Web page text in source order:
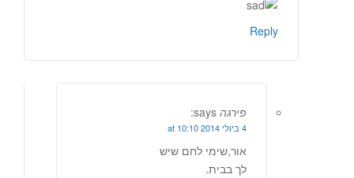
Reply
פירגה says:
4 ביולי 2014 at 10:10
אור,שימי לחם שיש
לך בבית.